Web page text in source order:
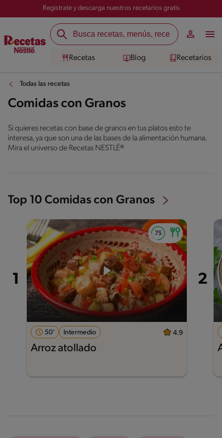
Registrate y descarga nuestros recetarios gratis
Recetas Blog Recetarios
Todas las recetas
Comidas con Granos
Si quieres recetas con base de granos en tus platos esto te
interesa, ya que son una de las bases de la alimentación humana.
Mira el universo de Recetas NESTLÉ®
Top 10 Comidas con Granos
50' Intermedio 4.9
Arroz atollado